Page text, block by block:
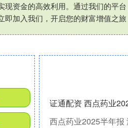
资金的高效利用。通过我们的平
加入我们，开启您的财富增值之旅
证通配资 西点药业
西点药业2025半年报